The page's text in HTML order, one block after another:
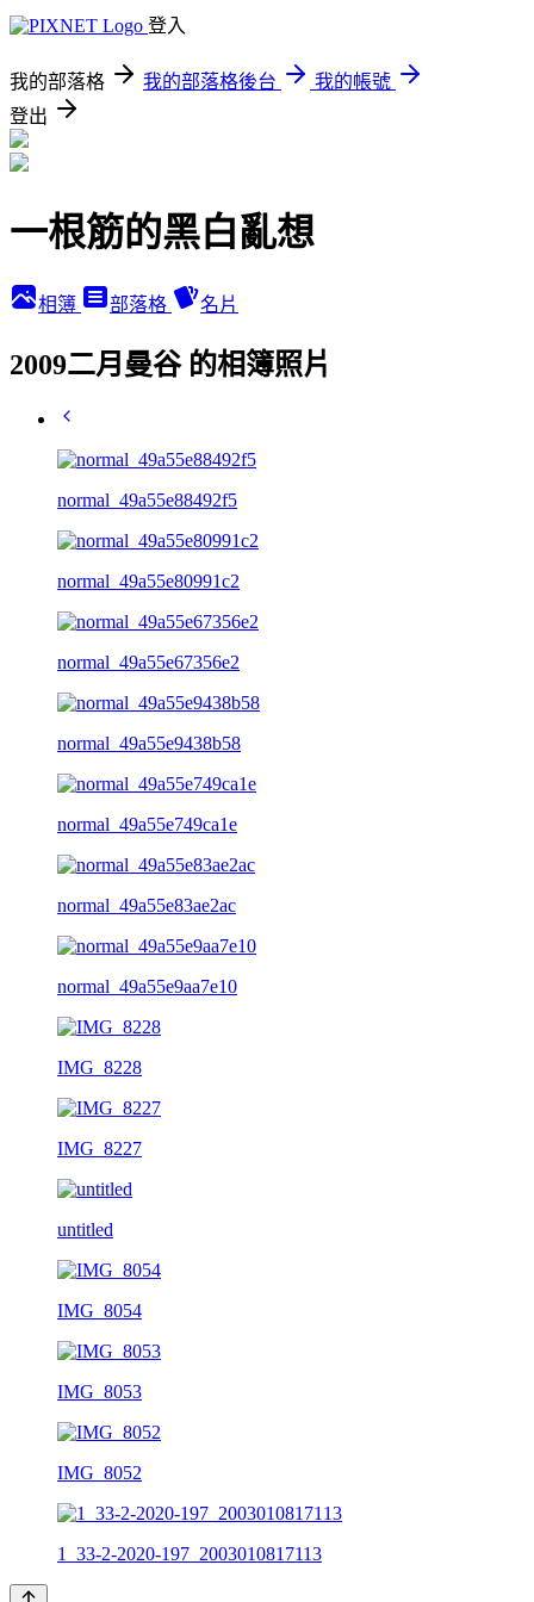
登入
我的部落格 我的部落格後台
我的帳號
登出
一根筋的黑白亂想
相簿 部落格 名片
2009二月曼谷 的相簿照片
normal_49a55e88492f5
normal_49a55e80991c2
normal_49a55e67356e2
normal_49a55e9438b58
normal_49a55e749ca1e
normal_49a55e83ae2ac
normal_49a55e9aa7e10
IMG_8228
IMG_8227
untitled
IMG_8054
IMG_8053
IMG_8052
1_33-2-2020-197_2003010817113